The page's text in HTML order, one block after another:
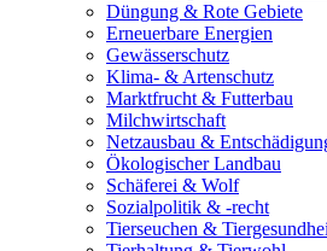
Düngung & Rote Gebiete
Erneuerbare Energien
Gewässerschutz
Klima- & Artenschutz
Marktfrucht & Futterbau
Milchwirtschaft
Netzausbau &
Ökologischer Landbau
Schäferei & Wolf
Sozialpolitik & -recht
Tierseuchen &